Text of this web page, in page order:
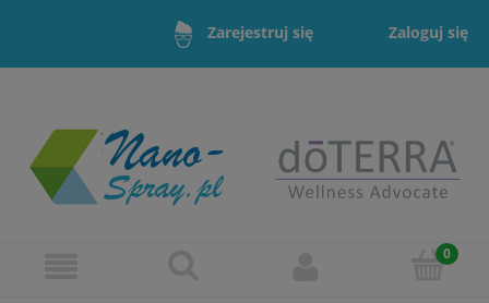
Zarejestruj się Zaloguj się